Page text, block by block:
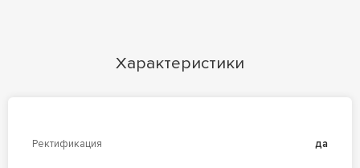
Характеристики
Ректификация да